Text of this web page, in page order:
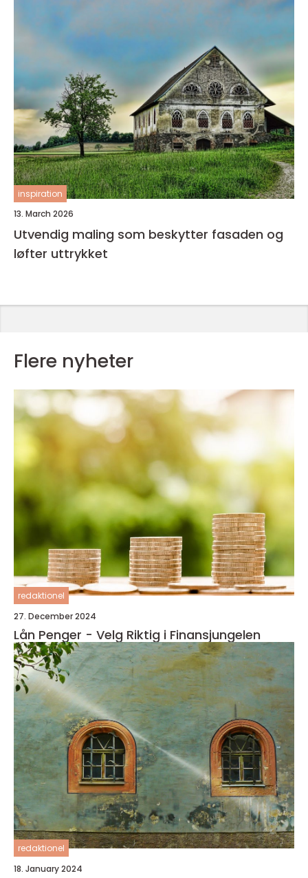
inspiration
13. March 2026
Utvendig maling som beskytter fasaden og
løfter uttrykket
Flere nyheter
redaktionel
27. December 2024
Lån Penger - Velg Riktig i Finansjungelen
redaktionel
18. January 2024